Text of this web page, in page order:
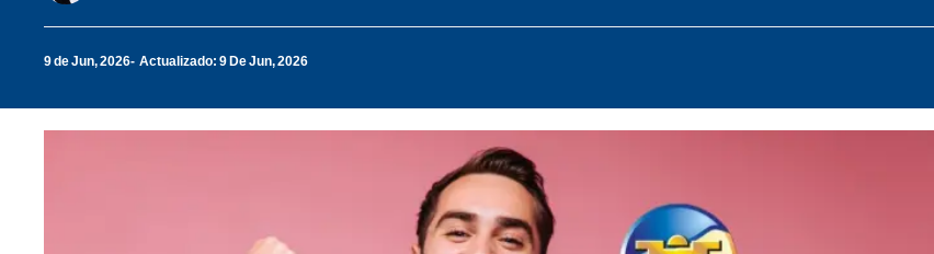
9 de Jun, 2026 Actualizado: 9 De Jun, 2026